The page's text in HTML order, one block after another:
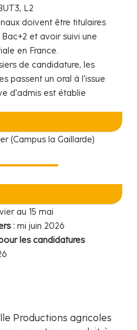
L2
doivent être titulaires
et avoir suivi une
en France.
de candidature, les
passent un oral à l'issue
d'admis est établie
(Campus la Gaillarde)
au 15 mai
: mi juin 2026
les candidatures
Productions agricoles